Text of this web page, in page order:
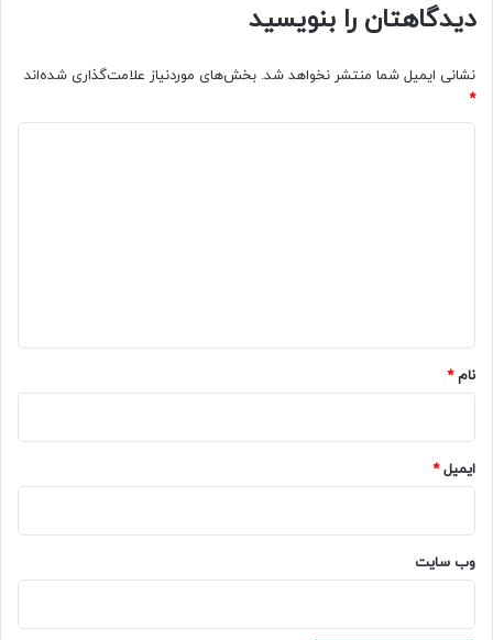
دیدگاهتان را بنویسید
نشانی ایمیل شما منتشر نخواهد شد. بخش‌های موردنیاز علامت‌گذاری شده‌اند
*
نام*
ایمیل*
وب‌ سایت